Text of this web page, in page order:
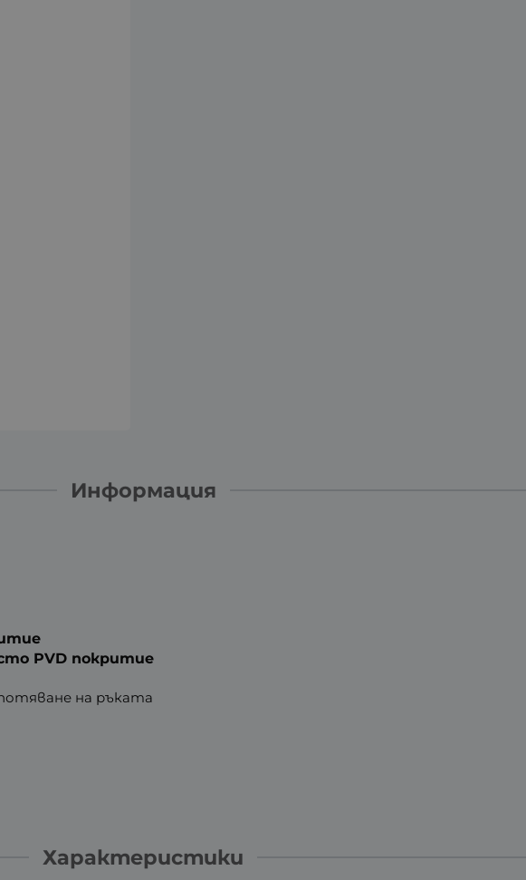
Информация
PVD покритие
на ръката
Характеристики